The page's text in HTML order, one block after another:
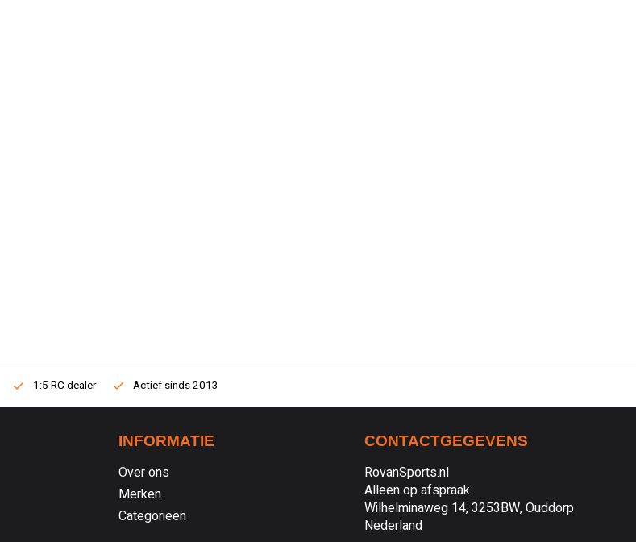
1:5 RC dealer Actief sinds 2013
INFORMATIE
Over ons
Merken
Categorieën
CONTACTGEGEVENS
RovanSports.nl
Alleen op afspraak
Wilhelminaweg 14, 3253BW, Ouddorp
Nederland